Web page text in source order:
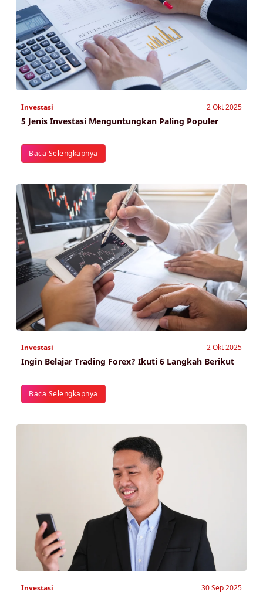
Investasi 2 Okt 2025
5 Jenis Investasi Menguntungkan Paling Populer
Baca Selengkapnya
Investasi 2 Okt 2025
Ingin Belajar Trading Forex? Ikuti 6 Langkah Berikut
Baca Selengkapnya
Investasi 30 Sep 2025